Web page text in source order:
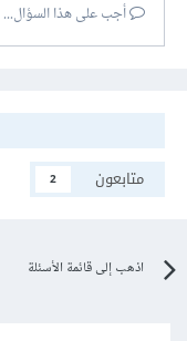
أجب على هذا السؤال...
متابعون
2
اذهب إلى قائمة الأسئلة